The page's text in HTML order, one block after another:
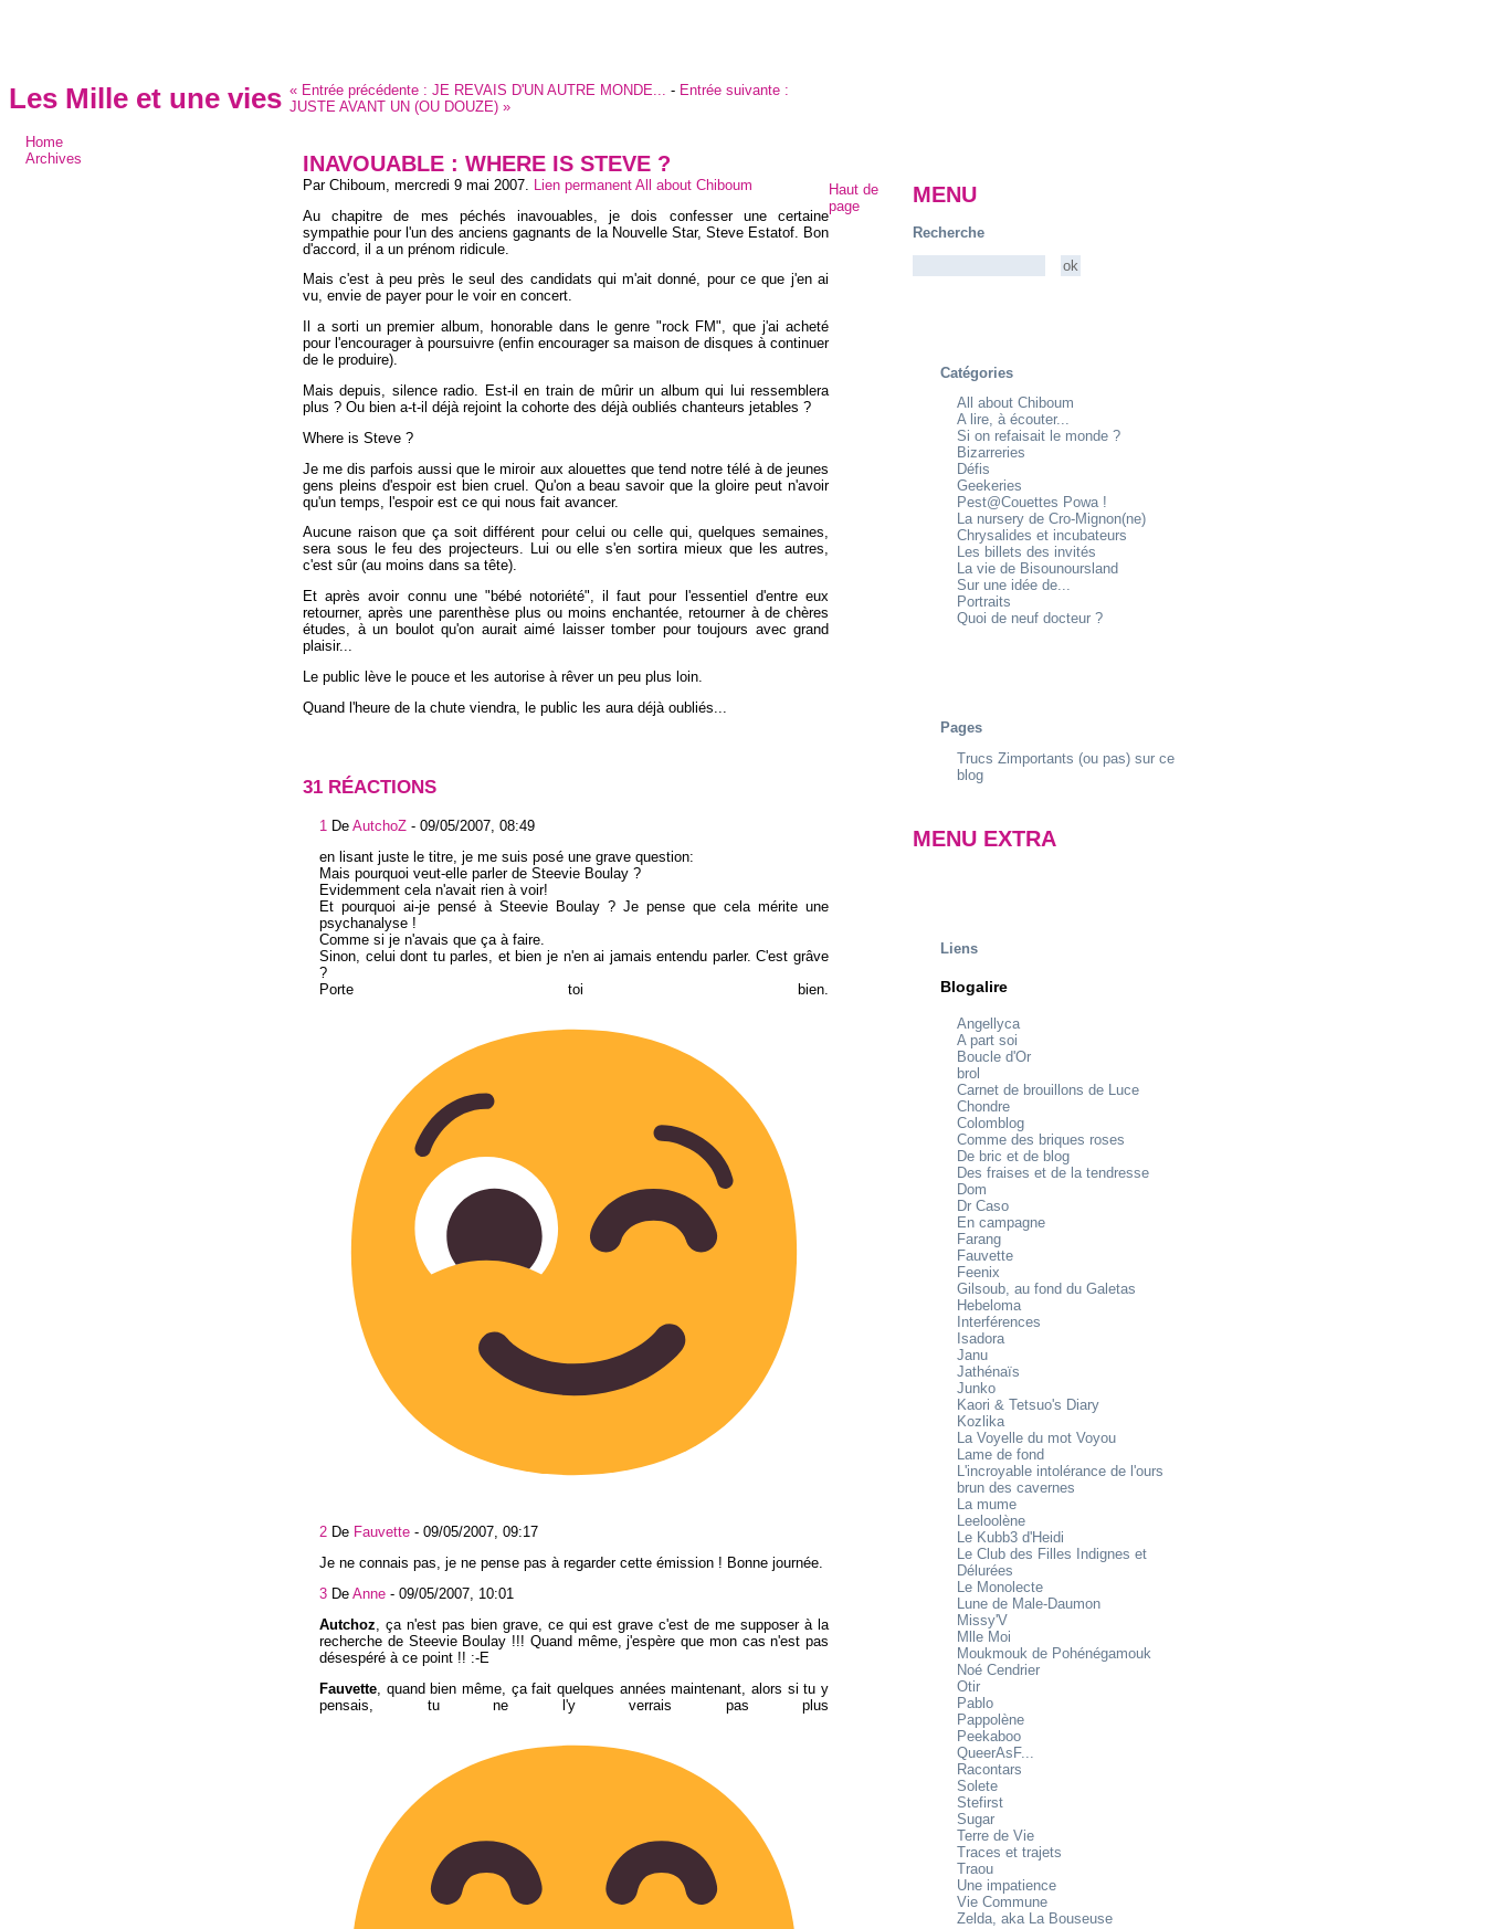
Les Mille et une vies
Home
Archives
« Entrée précédente : JE REVAIS D'UN AUTRE MONDE... - Entrée suivante :
JUSTE AVANT UN (OU DOUZE) »
INAVOUABLE : WHERE IS STEVE ?
Par Chiboum, mercredi 9 mai 2007 Lien permanent All about Chiboum
Au chapitre de mes péchés inavouables, je dois confesser une certaine
sympathie pour l'un des anciens gagnants de la Nouvelle Star, Steve Estatof. Bon
d'accord, il a un prénom ridicule.
Mais c'est à peu près le seul des candidats qui m'ait donné, pour ce que j'en ai
vu, envie de payer pour le voir en concert.
Il a sorti un premier album, honorable dans le genre "rock FM", que j'ai acheté
pour l'encourager à poursuivre (enfin encourager sa maison de disques à continuer
de le produire).
Mais depuis, silence radio. Est-il en train de mûrir un album qui lui ressemblera
plus ? Ou bien a-t-il déjà rejoint la cohorte des déjà oubliés chanteurs jetables ?
Where is Steve ?
Je me dis parfois aussi que le miroir aux alouettes que tend notre télé à de jeunes
gens pleins d'espoir est bien cruel. Qu'on a beau savoir que la gloire peut n'avoir
qu'un temps, l'espoir est ce qui nous fait avancer.
Aucune raison que ça soit différent pour celui ou celle qui, quelques semaines,
sera sous le feu des projecteurs. Lui ou elle s'en sortira mieux que les autres,
c'est sûr (au moins dans sa tête).
Et après avoir connu une "bébé notoriété", il faut pour l'essentiel d'entre eux
retourner, après une parenthèse plus ou moins enchantée, retourner à de chères
études, à un boulot qu'on aurait aimé laisser tomber pour toujours avec grand
plaisir...
Le public lève le pouce et les autorise à rêver un peu plus loin.
Quand l'heure de la chute viendra, le public les aura déjà oubliés...
31 RÉACTIONS
1 De AutchoZ - 09/05/2007, 08:49
en lisant juste le titre, je me suis posé une grave question:
Mais pourquoi veut-elle parler de Steevie Boulay ?
Evidemment cela n'avait rien à voir!
Et pourquoi ai-je pensé à Steevie Boulay ? Je pense que cela mérite une
psychanalyse !
Comme si je n'avais que ça à faire.
Sinon, celui dont tu parles, et bien je n'en ai jamais entendu parler. C'est grâve
?
Porte toi bien.
2 De Fauvette - 09/05/2007, 09:17
Je ne connais pas, je ne pense pas à regarder cette émission ! Bonne journée.
3 De Anne - 09/05/2007, 10:01
Autchoz , ça n'est pas bien grave, ce qui est grave c'est de me supposer à la
recherche de Steevie Boulay !!! Quand même, j'espère que mon cas n'est pas
désespéré à ce point !! :-E
Fauvette , quand bien même, ça fait quelques années maintenant, alors si tu y
pensais, tu ne l'y verrais pas plus
MENU
Recherche
Catégories
All about Chiboum
A lire, à écouter...
Si on refaisait le monde ?
Bizarreries
Défis
Geekeries
Pest@Couettes Powa !
La nursery de Cro-Mignon(ne)
Chrysalides et incubateurs
Les billets des invités
La vie de Bisounoursland
Sur une idée de...
Portraits
Quoi de neuf docteur ?
Pages
Trucs Zimportants (ou pas) sur ce
blog
MENU EXTRA
Liens
Blogalire
Angellyca
A part soi
Boucle d'Or
brol
Carnet de brouillons de Luce
Chondre
Colomblog
Comme des briques roses
De bric et de blog
Des fraises et de la tendresse
Dom
Dr Caso
En campagne
Farang
Fauvette
Feenix
Gilsoub, au fond du Galetas
Hebeloma
Interférences
Isadora
Janu
Jathénaïs
Junko
Kaori & Tetsuo's Diary
Kozlika
La Voyelle du mot Voyou
Lame de fond
L'incroyable intolérance de l'ours
brun des cavernes
La mume
Leeloolène
Le Kubb3 d'Heidi
Le Club des Filles Indignes et
Délurées
Le Monolecte
Lune de Male-Daumon
Missy'V
Mlle Moi
Moukmouk de Pohénégamouk
Noé Cendrier
Otir
Pablo
Pappolène
Peekaboo
QueerAsF...
Racontars
Solete
Stefirst
Sugar
Terre de Vie
Traces et trajets
Traou
Une impatience
Vie Commune
Zelda, aka La Bouseuse
Haut de
page